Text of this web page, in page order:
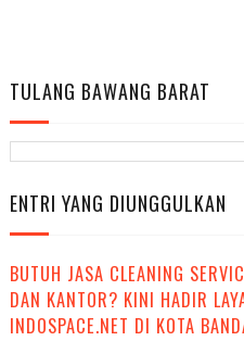
TULANG BAWANG BARAT
ENTRI YANG DIUNGGULKAN
BUTUH JASA CLEANING
DAN KANTOR? KINI HADIR
INDOSPACE.NET DI KOTA